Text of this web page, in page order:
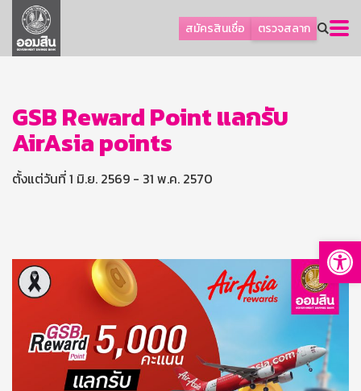
สมัครสินเชื่อ ตรวจสลาก
ลูกค้าธุรกิจ
ลูกค้าผู้ประกอบรายย่อย
ออมเพื่อสุข
เกี่ยวกับธนาคาร
การพัฒนาที่ยั่งยืน
ติดต่อเรา
บริการออนไลน์
TH
GSB Society
GSB Reward Point แลกรับ
AirAsia points
ตั้งแต่วันที่ 1 มิ.ย. 2569 - 31 พ.ค. 2570